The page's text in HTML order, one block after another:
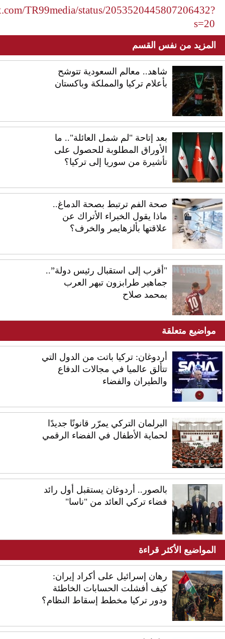
TR99media/status/2053520445807206432?
s=20
المزيد من نفس القسم
شاهد.. معالم السعودية تتوشح
بأعلام تركيا والمملكة وباكستان
بعد إتاحة "لم شمل العائلة".. ما
الأوراق المطلوبة للحصول على
تأشيرة من سوريا إلى تركيا؟
صحة الفم ترتبط بصحة الدماغ..
ماذا يقول الخبراء الأتراك عن
علاقتها بألزهايمر والخرف؟
"أقرب إلى استقبال رئيس دولة”..
جماهير طرابزون تبهر العرب
بمحمد صلاح
مواضيع متعلقة
أردوغان: تركيا باتت من الدول التي
تتألق عالميا في مجالات الدفاع
والطيران والفضاء
البرلمان التركي يمرّر قانونًا جديدًا
لحماية الأطفال في الفضاء الرقمي
بالصور.. أردوغان يستقبل أول رائد
فضاء تركي العائد من "ناسا"
المواضيع الأكثر قراءة
رهان إسرائيل على أكراد إيران:
كيف أفشلت الحسابات الخاطئة
ودور تركيا مخطط إسقاط النظام؟